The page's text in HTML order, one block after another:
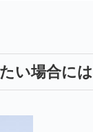
い場合には